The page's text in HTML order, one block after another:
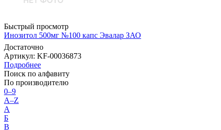
Быстрый просмотр
Инозитол 500мг №100 капс Эвалар ЗАО
Достаточно
Артикул: KF-00036873
Подробнее
Поиск по алфавиту
По производителю
0–9
A–Z
А
Б
В